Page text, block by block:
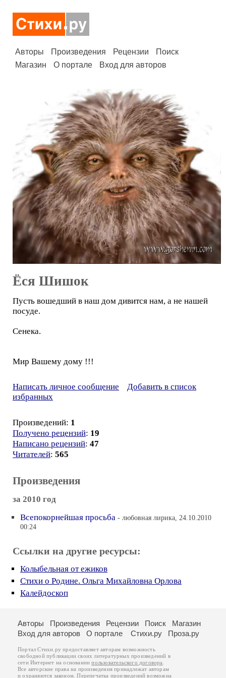
Авторы Произведения Рецензии
Поиск
Магазин
О портале Вход для авторов
Ёся Шишок
Пусть вошедший в наш дом дивится нам, а не нашей
посуде.
Сенека.
Мир Вашему дому !!!
Написать личное сообщение
Добавить в список
избранных
Произведений: 1
Получено рецензий: 19
Написано рецензий: 47
Читателей: 565
Произведения
за 2010 год
Всепокорнейшая просьба - любовная лирика, 24.10.2010
00:24
Ссылки на другие ресурсы:
Колыбельная от ежиков
Стихи о Родине. Ольга Михайловна Орлова
Калейдоскоп
Авторы Произведения Рецензии Поиск
Магазин
Вход для авторов
О портале Стихи.ру Проза.ру
Портал Стихи.ру предоставляет авторам возможность
свободной публикации своих литературных произведений в
сети Интернет на основаниипользовательского договора
Все авторские права на произведения принадлежат авторам
и охраняются законом . Перепечатка произведений возможна